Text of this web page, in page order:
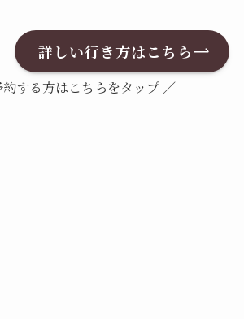
詳しい行き方はこちら
する方はこちらをタップ ／